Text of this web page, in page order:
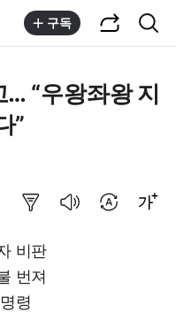
구독
“우왕좌왕 지
”
비판
번져
령